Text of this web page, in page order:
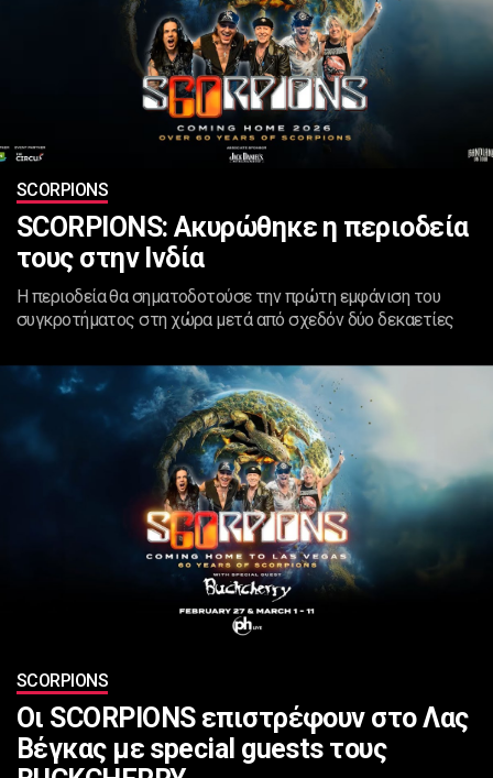
SCORPIONS
SCORPIONS: Ακυρώθηκε η περιοδεία
τους στην Ινδία
Η περιοδεία θα σηματοδοτούσε την πρώτη εμφάνιση του
συγκροτήματος στη χώρα μετά από σχεδόν δύο δεκαετίες
SCORPIONS
Οι SCORPIONS επιστρέφουν στο Λας
Βέγκας με special guests τους